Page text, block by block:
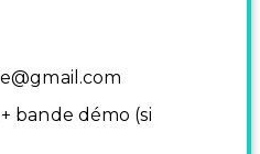
bande démo (si